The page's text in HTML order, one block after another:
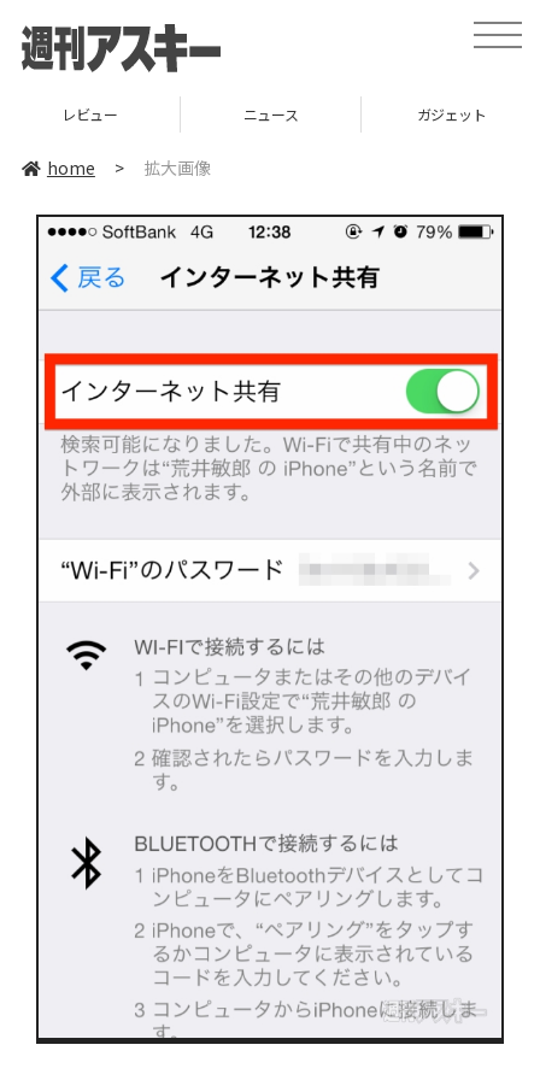
toggle
レビュー ニュース ガジェット
home > 拡大画像